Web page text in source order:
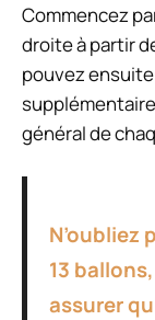
Commencez
droite à partir
pouvez
général de
N’oubliez
13
assurer